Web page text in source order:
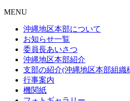
MENU
沖縄地区本部について
お知らせ一覧
委員長あいさつ
沖縄地区本部紹介
支部の紹介(沖縄地区本部組織
行事案内
機関紙